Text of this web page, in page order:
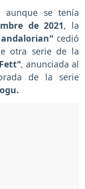
se tenía
de 2021, la
cedió
otra serie de la
, anunciada al
de la serie